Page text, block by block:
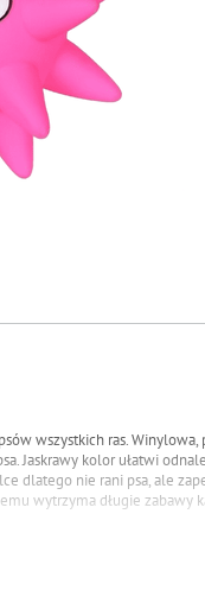
wszystkich ras.Winylowa,
Jaskrawy kolor ułatwi
dlatego nie rani psa, ale
wytrzyma długie zabawy